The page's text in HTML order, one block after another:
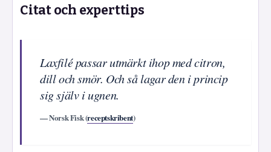
Citat och experttips
Laxfilé passar utmärkt ihop med citron,
dill och smör. Och så lagar den i princip
sig själv i ugnen.
— Norsk Fisk (receptskribent)